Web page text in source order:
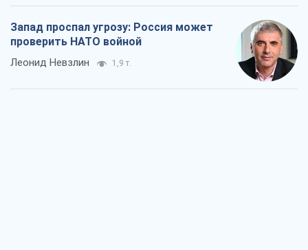
Запад проспал угрозу: Россия может
проверить НАТО войной
Леонид Невзлин 1,9 т.